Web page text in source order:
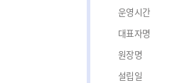
운영시간
대표자명
원장명
설립일